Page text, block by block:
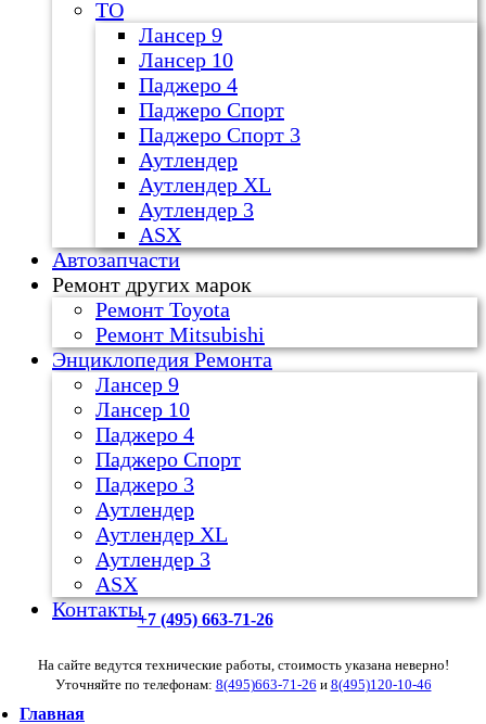
ТО
Лансер 9
Лансер 10
Паджеро 4
Паджеро Спорт
Паджеро Спорт 3
Аутлендер
Аутлендер ХL
Аутлендер 3
ASX
Автозапчасти
Ремонт других марок
Ремонт Toyota
Ремонт Mitsubishi
Энциклопедия Ремонта
Лансер 9
Лансер 10
Паджеро 4
Паджеро Спорт
Паджеро 3
Аутлендер
Аутлендер ХL
Аутлендер 3
ASX
Контакты+7 (495) 663-71-26
На сайте ведутся технические работы, стоимость указана неверно!
Уточняйте по телефонам: 8(495)663-71-26 и 8(495)120-10-46
Главная